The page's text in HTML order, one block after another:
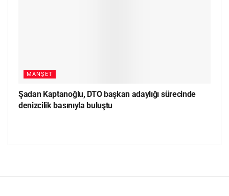
MANŞET
Şadan Kaptanoğlu, DTO başkan adaylığı sürecinde
denizcilik basınıyla buluştu